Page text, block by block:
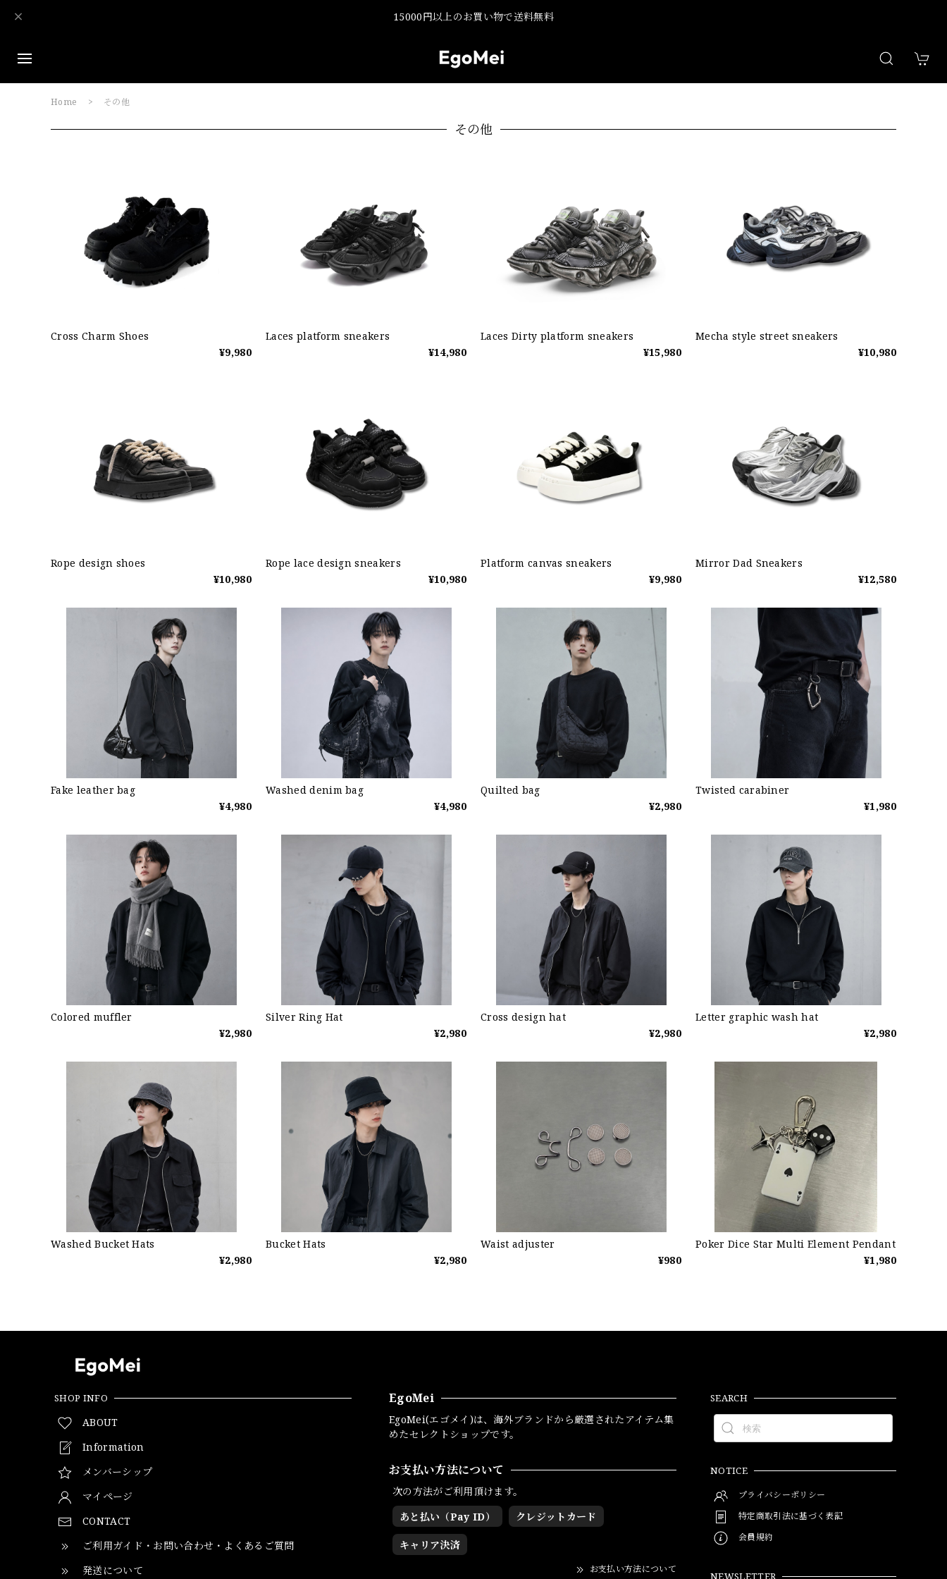
15000円以上のお買い物で送料無料
Home その他
その他
Cross Charm Shoes
¥9,980
Laces platform sneakers
¥14,980
Laces Dirty platform sneakers
¥15,980
Mecha style street sneakers
¥10,980
Rope design shoes
¥10,980
Rope lace design sneakers
¥10,980
Platform canvas sneakers
¥9,980
Mirror Dad Sneakers
¥12,580
Fake leather bag
¥4,980
Washed denim bag
¥4,980
Quilted bag
¥2,980
Twisted carabiner
¥1,980
Colored muffler
¥2,980
Silver Ring Hat
¥2,980
Cross design hat
¥2,980
Letter graphic wash hat
¥2,980
Washed Bucket Hats
¥2,980
Bucket Hats
¥2,980
Waist adjuster
¥980
Poker Dice Star Multi Element Pendant
¥1,980
SHOP INFO
ABOUT
Information
メンバーシップ
マイページ
CONTACT
ご利用ガイド・お問い合わせ・よくあるご質問
発送について
EgoMei
EgoMei(エゴメイ)は、海外ブランドから厳選されたアイテム集
めたセレクトショップです。
お支払い方法について
次の方法がご利用頂けます。
あと払い（Pay ID）
クレジットカード
キャリア決済
お支払い方法について
SEARCH
NOTICE
プライバシーポリシー
特定商取引法に基づく表記
会員規約
NEWSLETTER